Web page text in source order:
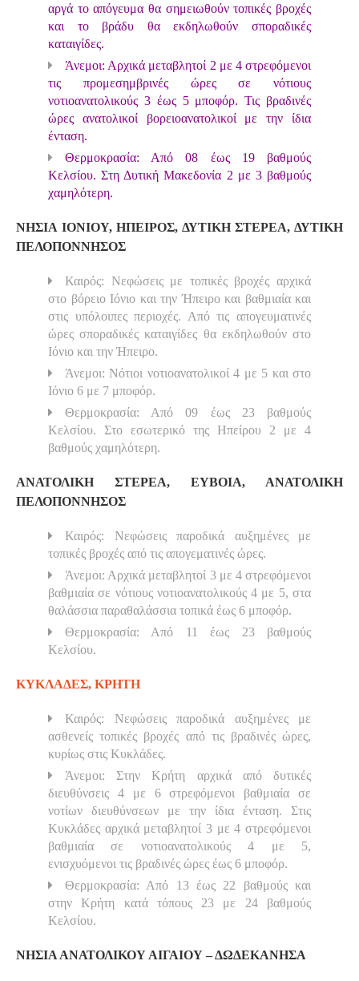
αργά το απόγευμα θα σημειωθούν τοπικές βροχές
και το βράδυ θα εκδηλωθούν σποραδικές
καταιγίδες.
Άνεμοι: Αρχικά μεταβλητοί 2 με 4 στρεφόμενοι
τις προμεσημβρινές ώρες σε νότιους
νοτιοανατολικούς 3 έως 5 μποφόρ. Τις βραδινές
ώρες ανατολικοί βορειοανατολικοί με την ίδια
ένταση.
Θερμοκρασία: Από 08 έως 19 βαθμούς
Κελσίου. Στη Δυτική Μακεδονία 2 με 3 βαθμούς
χαμηλότερη.
ΝΗΣΙΑ ΙΟΝΙΟΥ, ΗΠΕΙΡΟΣ, ΔΥΤΙΚΗ ΣΤΕΡΕΑ, ΔΥΤΙΚΗ
ΠΕΛΟΠΟΝΝΗΣΟΣ
Καιρός: Νεφώσεις με τοπικές βροχές αρχικά
στο βόρειο Ιόνιο και την Ήπειρο και βαθμιαία και
στις υπόλοιπες περιοχές. Από τις απογευματινές
ώρες σποραδικές καταιγίδες θα εκδηλωθούν στο
Ιόνιο και την Ήπειρο.
Άνεμοι: Νότιοι νοτιοανατολικοί 4 με 5 και στο
Ιόνιο 6 με 7 μποφόρ.
Θερμοκρασία: Από 09 έως 23 βαθμούς
Κελσίου. Στο εσωτερικό της Ηπείρου 2 με 4
βαθμούς χαμηλότερη.
ΑΝΑΤΟΛΙΚΗ ΣΤΕΡΕΑ, ΕΥΒΟΙΑ, ΑΝΑΤΟΛΙΚΗ
ΠΕΛΟΠΟΝΝΗΣΟΣ
Καιρός: Νεφώσεις παροδικά αυξημένες με
τοπικές βροχές από τις απογεματινές ώρες.
Άνεμοι: Αρχικά μεταβλητοί 3 με 4 στρεφόμενοι
βαθμιαία σε νότιους νοτιοανατολικούς 4 με 5, στα
θαλάσσια παραθαλάσσια τοπικά έως 6 μποφόρ.
Θερμοκρασία: Από 11 έως 23 βαθμούς
Κελσίου.
ΚΥΚΛΑΔΕΣ, ΚΡΗΤΗ
Καιρός: Νεφώσεις παροδικά αυξημένες με
ασθενείς τοπικές βροχές από τις βραδινές ώρες,
κυρίως στις Κυκλάδες.
Άνεμοι: Στην Κρήτη αρχικά από δυτικές
διευθύνσεις 4 με 6 στρεφόμενοι βαθμιαία σε
νοτίων διευθύνσεων με την ίδια ένταση. Στις
Κυκλάδες αρχικά μεταβλητοί 3 με 4 στρεφόμενοι
βαθμιαία σε νοτιοανατολικούς 4 με 5,
ενισχυόμενοι τις βραδινές ώρες έως 6 μποφόρ.
Θερμοκρασία: Από 13 έως 22 βαθμούς και
στην Κρήτη κατά τόπους 23 με 24 βαθμούς
Κελσίου.
ΝΗΣΙΑ ΑΝΑΤΟΛΙΚΟΥ ΑΙΓΑΙΟΥ – ΔΩΔΕΚΑΝΗΣΑ